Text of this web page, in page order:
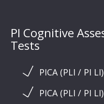
PI Cognitive
Tests
PICA (PLI / PI
PICA (PLI / PI